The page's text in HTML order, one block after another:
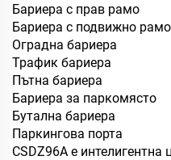
Бариера с прав рамо
Бариера с подвижно рамо
Оградна бариера
Трафик бариера
Пътна бариера
Бариера за паркомясто
Бутална бариера
Паркингова порта
CSDZ96A е